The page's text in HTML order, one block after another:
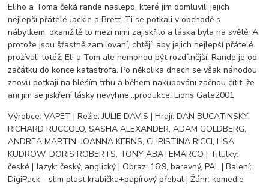
Eliho a Toma čeká rande naslepo, které jim domluvili jejich
nejlepší přátelé Jackie a Brett. Ti se potkali v obchodě s
nábytkem, okamžitě to mezi nimi zajiskřilo a láska byla na světě. A
protože jsou šťastně zamilovaní, chtějí, aby jejich nejlepší přátelé
prožívali totéž. Eli a Tom ale nemohou být rozdílnější. Rande je od
začátku do konce katastrofa. Po několika dnech se však náhodou
znovu potkají na bleším trhu a během nakupování začnou cítit, že
ani jim se jiskření lásky nevyhne...produkce: Lions Gate2001
Výrobce: VAPET | Režie: JULIE DAVIS | Hrají: DAN BUCATINSKY,
RICHARD RUCCOLO, SASHA ALEXANDER, ADAM GOLDBERG,
ANDREA MARTIN, JOANNA KERNS, CHRISTINA RICCI, LISA
KUDROW, DORIS ROBERTS, TONY ABATEMARCO | Titulky:
české | Jazyk: český, anglický | Obraz: 16:9, barevný, PAL | Balení:
DigiPack - slim plast krabička+papírový přebal | Žánr: komedie